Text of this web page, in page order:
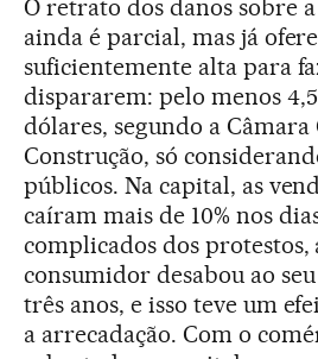
O retrato dos danos sobre
ainda é parcial, mas já
suficientemente alta para
dispararem: pelo menos
dólares, segundo a
Construção, só
públicos. Na capital, as
caíram mais de 10% nos
complicados dos protestos,
consumidor desabou ao
três anos, e isso teve um
a arrecadação. Com o